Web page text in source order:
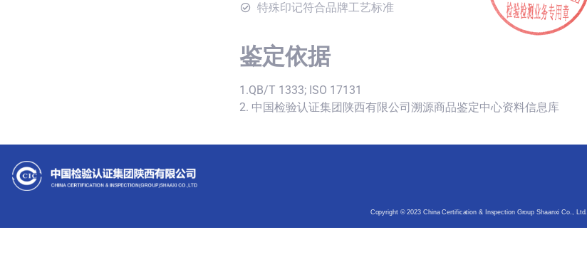
特殊印记符合品牌工艺标准
鉴定依据
1.QB/T 1333; ISO 17131
2. 中国检验认证集团陕西有限公司溯源商品鉴定中心资料信息库
Copyright © 2023 China Certification & Inspection Group Shaanxi Co., Ltd.